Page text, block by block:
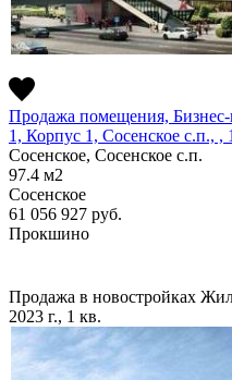
Продажа помещения,
1, Корпус 1, Сосенское c.п., ,
Сосенское, Сосенское c.п.
97.4 м2
Сосенское
61 056 927 руб.
Прокшино
Продажа в новостройках
2023 г., 1 кв.